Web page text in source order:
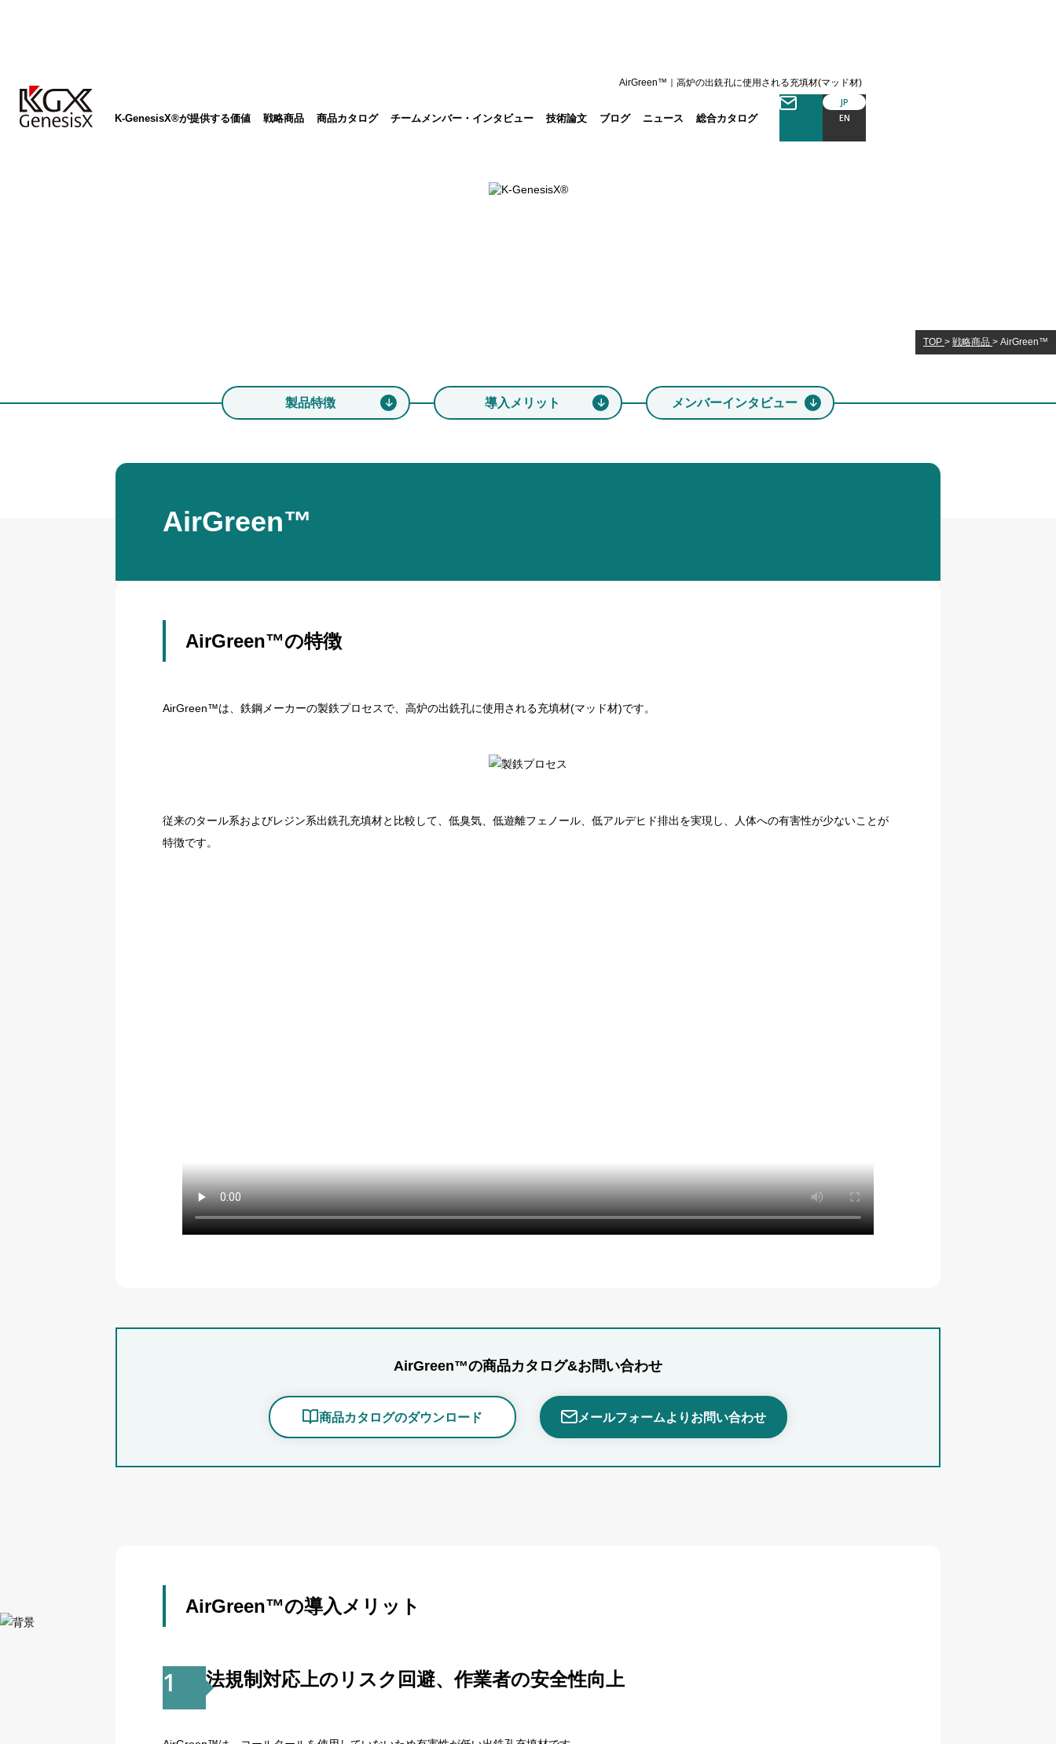
AirGreen™｜高炉の出銑孔に使用される充填材(マッド材)
K-GenesisX®が提供する価値 戦略商品 商品カタログ チームメンバー・インタビュー 技術論文 ブログ ニュース 総合カタログ
JP
EN
TOP > 戦略商品 > AirGreen™
製品特徴 導入メリット メンバーインタビュー
AirGreen™
AirGreen™の特徴
AirGreen™は、鉄鋼メーカーの製鉄プロセスで、高炉の出銑孔に使用される充填材(マッド材)です。
従来のタール系およびレジン系出銑孔充填材と比較して、低臭気、低遊離フェノール、低アルデヒド排出を実現し、人体への有害性が少ないことが
特徴です。
AirGreen™の商品カタログ&お問い合わせ
商品カタログのダウンロード メールフォームよりお問い合わせ
AirGreen™の導入メリット
1 法規制対応上のリスク回避、作業者の安全性向上